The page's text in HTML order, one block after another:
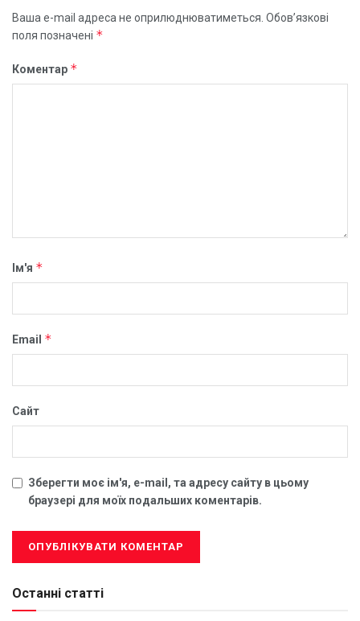
Ваша e-mail адреса не оприлюднюватиметься. Обов’язкові
поля позначені *
Коментар *
Ім'я *
Email *
Сайт
Зберегти моє ім'я, e-mail, та адресу сайту в цьому
браузері для моїх подальших коментарів.
Останні статті